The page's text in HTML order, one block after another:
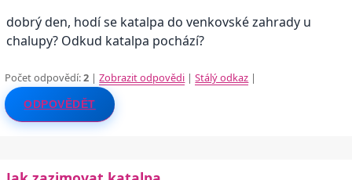
dobrý den, hodí se katalpa do venkovské zahrady u
chalupy? Odkud katalpa pochází?
Počet odpovědí:2 |Zobrazit odpovědi |Stálý odkaz |
ODPOVĚDĚT